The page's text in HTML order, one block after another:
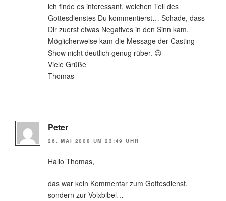
ich finde es interessant, welchen Teil des
Gottesdienstes Du kommentierst… Schade, dass
Dir zuerst etwas Negatives in den Sinn kam.
Möglicherweise kam die Message der Casting-
Show nicht deutlich genug rüber. 😉
Viele Grüße
Thomas
Peter
26. MAI 2008 UM 23:49 UHR
Hallo Thomas,
das war kein Kommentar zum Gottesdienst,
sondern zur Volxbibel…